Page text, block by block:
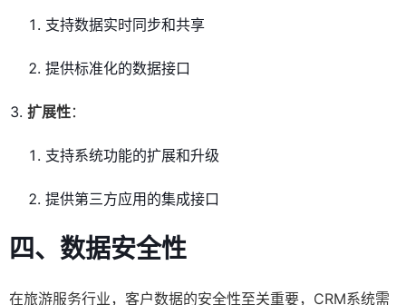
支持数据实时同步和共享
提供标准化的数据接口
扩展性：
支持系统功能的扩展和升级
提供第三方应用的集成接口
四、 数据安全性
在旅游服务行业，客户数据的安全性至关重要，CRM系统需